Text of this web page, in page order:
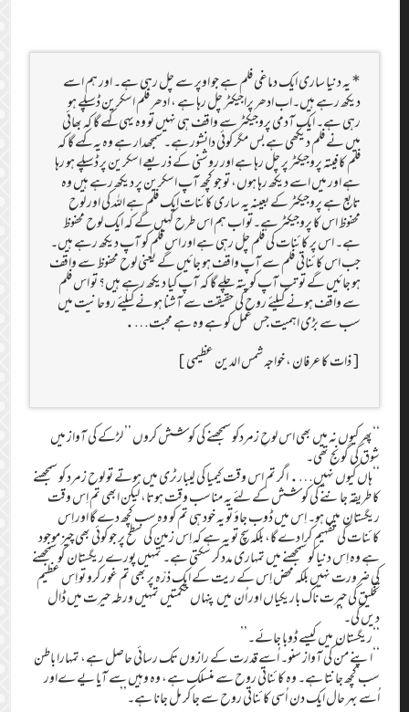
* یہ دنیا ساری ایک دماغی فلم ہے جو اوپر سے چل رہی ہے۔ اور ہم اسے
دیکھ رہے ہیں۔اب ادھر پراجیکٹر چل رہا ہے ، ادھر فلم اسکرین ڈسپلے ہو
رہی ہے۔ ایک آدمی پروجیکٹر سے واقف ہی نہیں تو وہ یہی کہے گا کہ بھائی
میں نے فلم دیکھی ہے بس مگر کوئی دانشور ہے۔ سمجھدار ہے وہ یہ کہے گا کہ
فلم کا فیتہ پروجیکٹر پر چل رہا ہے اور روشنی کے ذریعے اسکرین پر ڈسپلے ہو رہا
ہے اور میں اسے دیکھ رہا ہوں، تو جو کچھ آپ اسکرین پر دیکھ رہے ہیں وہ
تابع ہے پروجیکٹر کے بعینہ یہ ساری کائنات ایک فلم ہے اللہ کی اور لوح
محفوظ اس کا پروجیکٹر ہے۔تو اب ہم اس طرح کہیں گے کہ ایک لوح محفوظ
ہے۔ اس پر کائنات کی فلم چل رہی ہے اور اس فلم کو آپ دیکھ رہے ہیں۔
جب اس کائناتی فلم سے آپ واقف ہو جائیں گے یعنی لوح محفوظ سے واقف
ہو جائیں گے تو تب آپ کو پتہ چلے گا کہ آپ کیا دیکھ رہے ہیں؟ تو اس فلم
سے واقف ہونے کیلئے روح کی حقیقت سے آشنا ہونے کیلئے روحانیت میں
سب سے بڑی اہمیت جس عمل کو ہے وہ ہے محبت….
[ذات کا عرفان، خواجہ شمس الدین عظیمی]
‘‘پھر کیوں نہ میں بھی اس لوحِ زمردکو سمجھنے کی کوشش کروں ’’ لڑکے کی آواز میں
شوق کی گونج تھی۔
‘‘ہاں کیوں نہیں…. اگر تم اس وقت کیمیا کی لیبارٹری میں ہوتے تو لوح زمرد کو سمجھنے
کا طریقہ جاننے کی کوشش کے لئے یہ مناسب وقت ہوتا، لیکن ابھی تم اِس وقت
ریگستان میں ہو۔ اِس میں ڈوب جاؤ تو یہ خود ہی تم کو وہ سب کچھ دے گا اور اِس
کائنات کی تفہیم کرا دے گا، بلکہ سچ تو یہ ہے کہ اِس زمین کی سطح پر جو کوئی بھی چیز موجود
ہے وہ اِس دنیا کو سمجھنے میں تمہاری مدد کر سکتی ہے۔ تمہیں پورے ریگستان کو سمجھنے
کی ضرورت نہیں بلکہ محض اِس کے ریت کے ایک ذرّہ پر بھی تم غور کرو تو اِس عظیم
تخلیق کی حیرت ناک باریکیاں اور اُن میں پنہاں حکمتیں تمہیں ورطہ حیرت میں ڈال
دیں گی۔’’
‘‘ریگستان میں کیسے ڈوبا جائے۔’’
‘‘اپنے من کی آواز سنو۔ اُسے قدرت کے رازوں تک رسائی حاصل ہے، تمہارا باطن
سب کچھ جانتا ہے۔ وہ کائناتی روح سے منسلک ہے، وہ وہیں سے آیا یے ےاور
اُسے بہر حال ایک دن اُسی کائناتی روح سے جا کر مل جانا ہے۔’’